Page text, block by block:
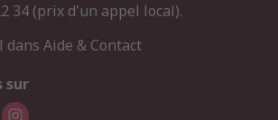
34 (prix d'un appel local).
dans Aide & Contact
sur